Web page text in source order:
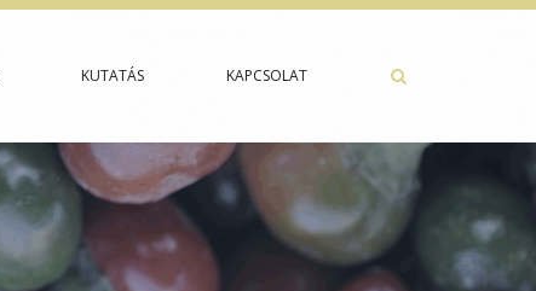
KUTATÁS KAPCSOLAT